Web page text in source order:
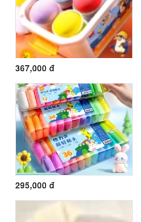
367,000 đ
295,000 đ